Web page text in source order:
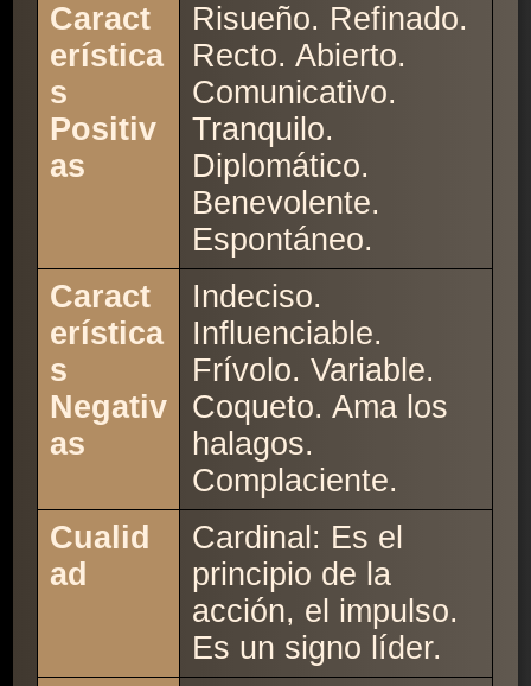
Caract
erística
s
Positiv
as
Risueño. Refinado.
Recto. Abierto.
Comunicativo.
Tranquilo.
Diplomático.
Benevolente.
Espontáneo.
Caract
erística
s
Negativ
as
Indeciso.
Influenciable.
Frívolo. Variable.
Coqueto. Ama los
halagos.
Complaciente.
Cualid
ad
Cardinal: Es el
principio de la
acción, el impulso.
Es un signo líder.